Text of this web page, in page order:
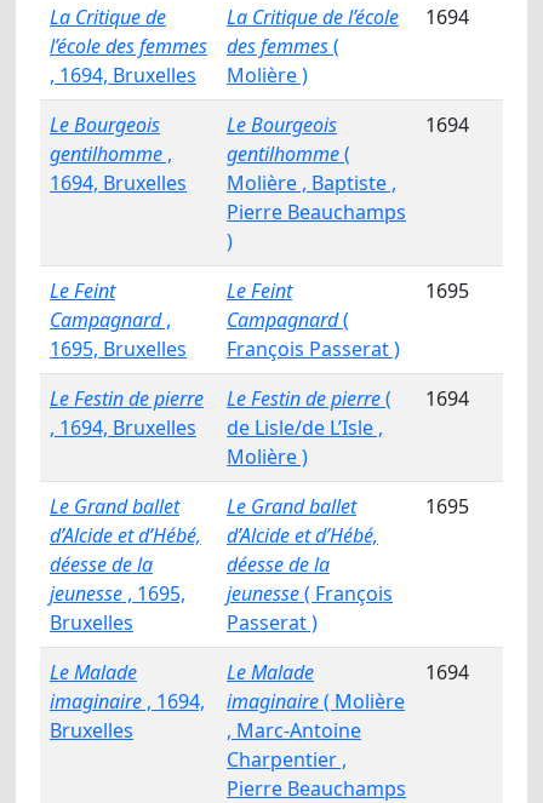
La Critique de
l’école des femmes
, 1694, Bruxelles
La Critique de l’école
des femmes(
Molière )
1694
Le Bourgeois
gentilhomme ,
1694, Bruxelles
Le Bourgeois
gentilhomme(
Molière , Baptiste ,
Pierre Beauchamps
)
1694
Le Feint
Campagnard,
1695, Bruxelles
Le Feint
Campagnard(
François Passerat )
1695
Le Festin de pierre
, 1694, Bruxelles
Le Festin de pierre(
de Lisle/de L’Isle ,
Molière )
1694
Le Grand ballet
d’Alcide et d’Hébé,
déesse de la
jeunesse , 1695,
Bruxelles
Le Grand ballet
d’Alcide et d’Hébé,
déesse de la
jeunesse( François
Passerat )
1695
Le Malade
imaginaire , 1694,
Bruxelles
Le Malade
imaginaire( Molière
, Marc-Antoine
Charpentier ,
Pierre Beauchamps
1694